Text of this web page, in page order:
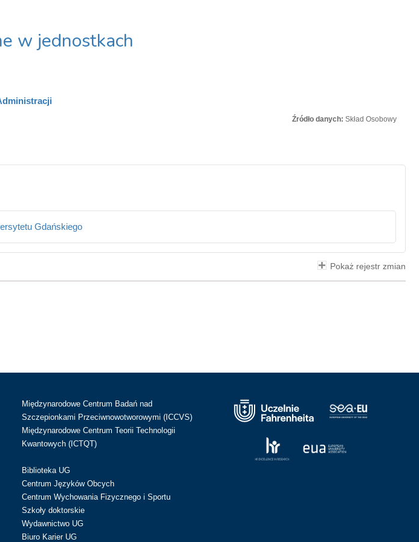
w jednostkach
Źródło danych: Skład Osobowy
Gdańskiego
Pokaż rejestr zmian
Międzynarodowe Centrum Badań nad
Szczepionkami Przeciwnowotworowymi (ICCVS)
Międzynarodowe Centrum Teorii Technologii
Kwantowych (ICTQT)
Biblioteka UG
Centrum Języków Obcych
Centrum Wychowania Fizycznego i Sportu
Szkoły doktorskie
Wydawnictwo UG
Biuro Karier UG